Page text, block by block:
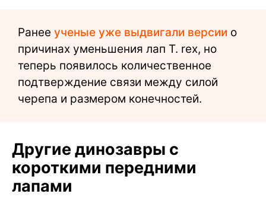
Ранее ученые уже выдвигали версии о
причинах уменьшения лап T. rex, но
теперь появилось количественное
подтверждение связи между силой
черепа и размером конечностей.
Другие динозавры с
короткими передними
лапами